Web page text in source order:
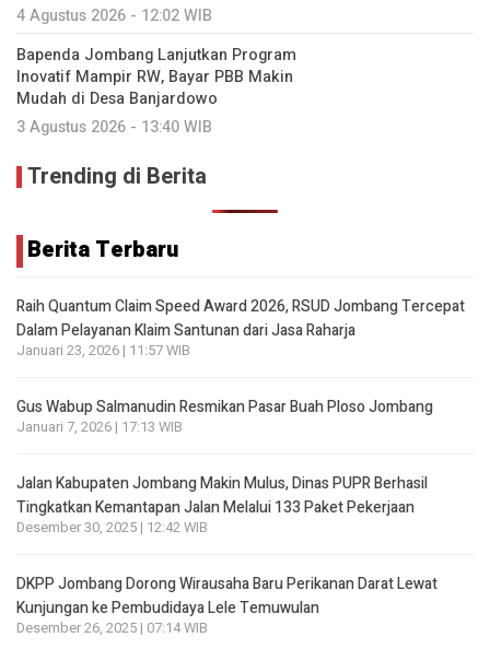
4 Agustus 2026 - 12:02 WIB
Bapenda Jombang Lanjutkan Program
Inovatif Mampir RW, Bayar PBB Makin
Mudah di Desa Banjardowo
3 Agustus 2026 - 13:40 WIB
Trending di Berita
Berita Terbaru
Raih Quantum Claim Speed Award 2026, RSUD Jombang Tercepat
Dalam Pelayanan Klaim Santunan dari Jasa Raharja
Januari 23, 2026 | 11:57 WIB
Gus Wabup Salmanudin Resmikan Pasar Buah Ploso Jombang
Januari 7, 2026 | 17:13 WIB
Jalan Kabupaten Jombang Makin Mulus, Dinas PUPR Berhasil
Tingkatkan Kemantapan Jalan Melalui 133 Paket Pekerjaan
Desember 30, 2025 | 12:42 WIB
DKPP Jombang Dorong Wirausaha Baru Perikanan Darat Lewat
Kunjungan ke Pembudidaya Lele Temuwulan
Desember 26, 2025 | 07:14 WIB